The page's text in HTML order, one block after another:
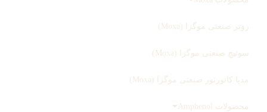
روتر صنعتی موگزا (Moxa)
سوئیچ صنعتی موگزا (Moxa)
مدیا کانورتور صنعتی موگزا (Moxa)
محصولات Amphenol